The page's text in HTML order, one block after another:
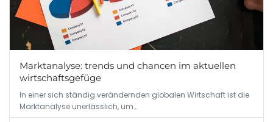
Marktanalyse: trends und chancen im aktuellen
wirtschaftsgefüge
In einer sich ständig verändernden globalen Wirtschaft ist die
Marktanalyse unerlässlich, um…